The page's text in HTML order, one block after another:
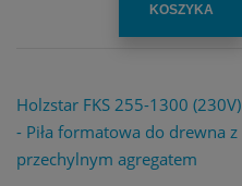
KOSZYKA
Holzstar FKS 255-1300 (230V)
- Piła formatowa do drewna z
przechylnym agregatem